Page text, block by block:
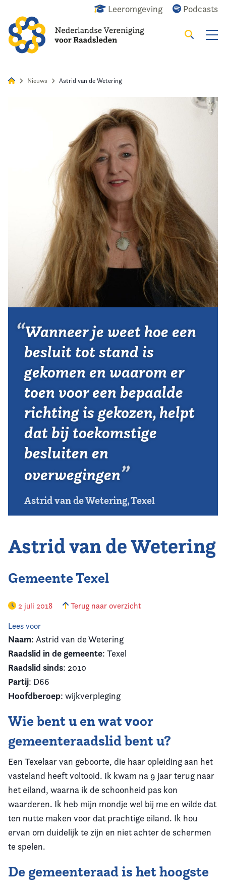
Leeromgeving Podcasts
Zoeken
Kennis & Informatie
Vereniging
Contact
Nieuws Astrid van de Wetering
Wanneer je weet hoe een
besluit tot stand is
gekomen en waarom er
toen voor een bepaalde
richting is gekozen, helpt
dat bij toekomstige
besluiten en
overwegingen
Astrid van de Wetering, Texel
Astrid van de Wetering
Gemeente Texel
2 juli 2018 Terug naar overzicht
Lees voor
Naam: Astrid van de Wetering
Raadslid in de gemeente: Texel
Raadslid sinds: 2010
Partij: D66
Hoofdberoep: wijkverpleging
Wie bent u en wat voor
gemeenteraadslid bent u?
Een Texelaar van geboorte, die haar opleiding aan het
vasteland heeft voltooid. Ik kwam na 9 jaar terug naar
het eiland, waarna ik de schoonheid pas kon
waarderen. Ik heb mijn mondje wel bij me en wilde dat
ten nutte maken voor dat prachtige eiland. Ik hou
ervan om duidelijk te zijn en niet achter de schermen
te spelen.
De gemeenteraad is het hoogste